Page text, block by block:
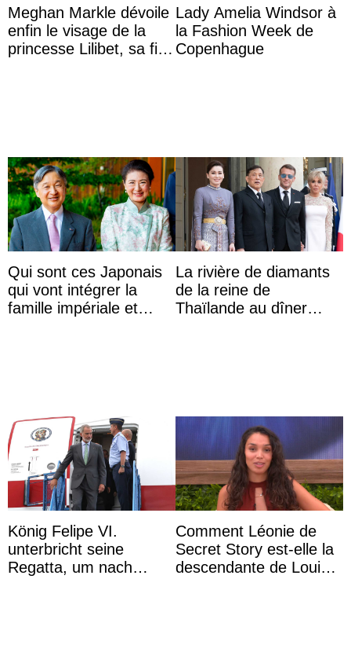
Meghan Markle dévoile
enfin le visage de la
princesse Lilibet, sa fille
Lady Amelia Windsor à
la Fashion Week de
Copenhague
Qui sont ces Japonais
qui vont intégrer la
famille impériale et
La rivière de diamants
de la reine de
Thaïlande au dîner
König Felipe VI.
unterbricht seine
Regatta, um nach
Comment Léonie de
Secret Story est-elle la
descendante de Louis